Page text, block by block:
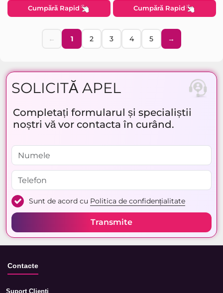
Cumpără Rapid Cumpără Rapid
← 1 2 3 4 5 →
SOLICITĂ APEL
Completați formularul și specialiștii
noștri vă vor contacta în curând.
Sunt de acord cu Politica de confidențialitate
Transmite
Contacte
Suport Clienti